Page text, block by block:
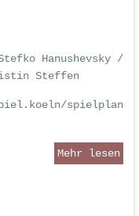
Hanushevsky /
Steffen
spielplan
Mehr lesen